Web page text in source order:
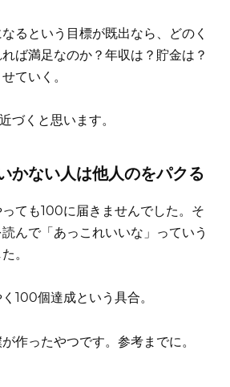
るという目標が既出なら、どのく
ば満足なのか？年収は？貯金は？
ていく。
づくと思います。
かない人は他人のをパクる
ても100に届きませんでした。そ
んで「あっこれいいな」っていう
。
100個達成という具合。
作ったやつです。参考までに。